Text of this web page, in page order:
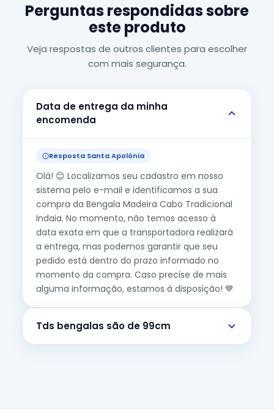
Perguntas respondidas sobre
este produto
Veja respostas de outros clientes para escolher
com mais segurança.
Data de entrega da minha
encomenda
Resposta Santa Apolônia
Olá! 😊 Localizamos seu cadastro em nosso
sistema pelo e-mail e identificamos a sua
compra da Bengala Madeira Cabo Tradicional
Indaia. No momento, não temos acesso à
data exata em que a transportadora realizará
a entrega, mas podemos garantir que seu
pedido está dentro do prazo informado no
momento da compra. Caso precise de mais
alguma informação, estamos à disposição! 💙
Tds bengalas são de 99cm